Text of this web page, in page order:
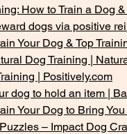
How to Train a Dog
dogs via positive
Your Dog & Top
Dog Training |
| Positively.com
dog to hold an item |
Your Dog to Bring
– Impact Dog